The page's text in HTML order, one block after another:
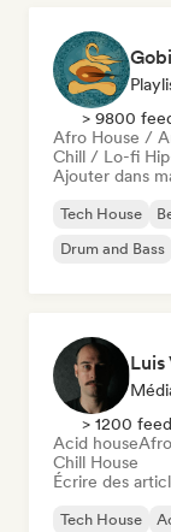
> 9800
Afro House /
Chill / Lo-fi
Ajouter dans
Tech House
Drum and Bass
Luis
> 1200
Acid house
Chill House
Écrire des
Tech House